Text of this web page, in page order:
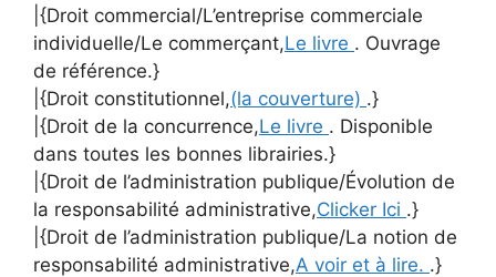
|{Droit commercial/L’entreprise commerciale
individuelle/Le commerçant,Le livre . Ouvrage
de référence.}
|{Droit constitutionnel,(la couverture) .}
|{Droit de la concurrence,Le livre . Disponible
dans toutes les bonnes librairies.}
|{Droit de l’administration publique/Évolution de
la responsabilité administrative,Clicker Ici .}
|{Droit de l’administration publique/La notion de
responsabilité administrative,A voir et à lire. .}